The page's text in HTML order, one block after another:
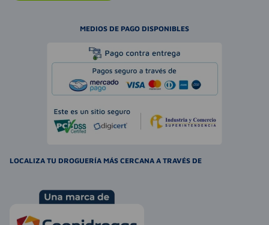
MEDIOS DE PAGO DISPONIBLES
LOCALIZA TU DROGUERÍA MÁS CERCANA A TRAVÉS DE